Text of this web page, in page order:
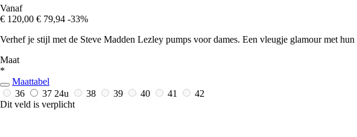
Vanaf
€ 120,00 € 79,94 -33%
Verhef je stijl met de Steve Madden Lezley pumps voor dames. Een vleugje glamour met
Maat
*
Maattabel
36
37 24u 38 39 40 41
42
Dit veld is verplicht